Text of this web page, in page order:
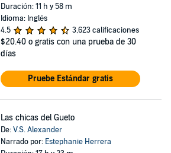
Duración: 11 h y 58 m
Idioma: Inglés
4.5
3,623 calificaciones
$20.40 o gratis con una prueba de 30
días
Pruebe Estándar gratis
Las chicas del Gueto
De:V.S. Alexander
Narrado por: Estephanie Herrera